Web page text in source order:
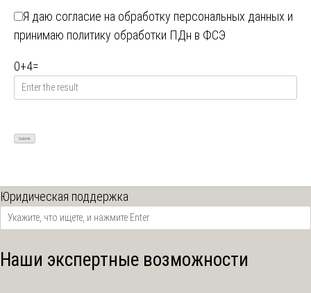
Я даю согласие на обработку персональных данных и
принимаю политику обработки ПДн в ФСЭ
0+4=
Юридическая поддержка
Наши экспертные возможности